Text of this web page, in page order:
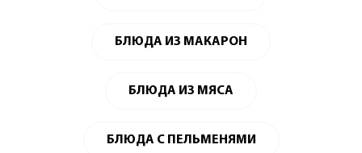
БЛЮДА ИЗ МАКАРОН
БЛЮДА ИЗ МЯСА
БЛЮДА С ПЕЛЬМЕНЯМИ